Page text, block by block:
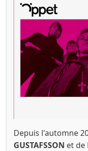
Depuis l'automne
GUSTAFSSON et de